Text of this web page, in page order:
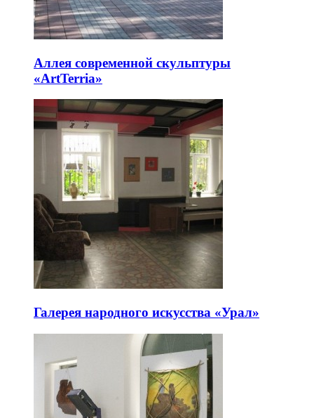
Аллея современной скульптуры
«ArtTerria»
Галерея народного искусства «Урал»